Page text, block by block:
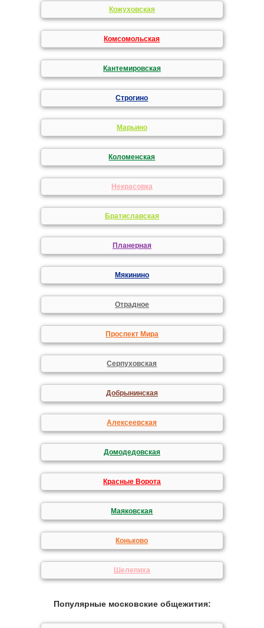
Кожуховская
Комсомольская
Кантемировская
Строгино
Марьино
Коломенская
Некрасовка
Братиславская
Планерная
Мякинино
Отрадное
Проспект Мира
Серпуховская
Добрынинская
Алексеевская
Домодедовская
Красные Ворота
Маяковская
Коньково
Шелепиха
Популярные московские общежития: